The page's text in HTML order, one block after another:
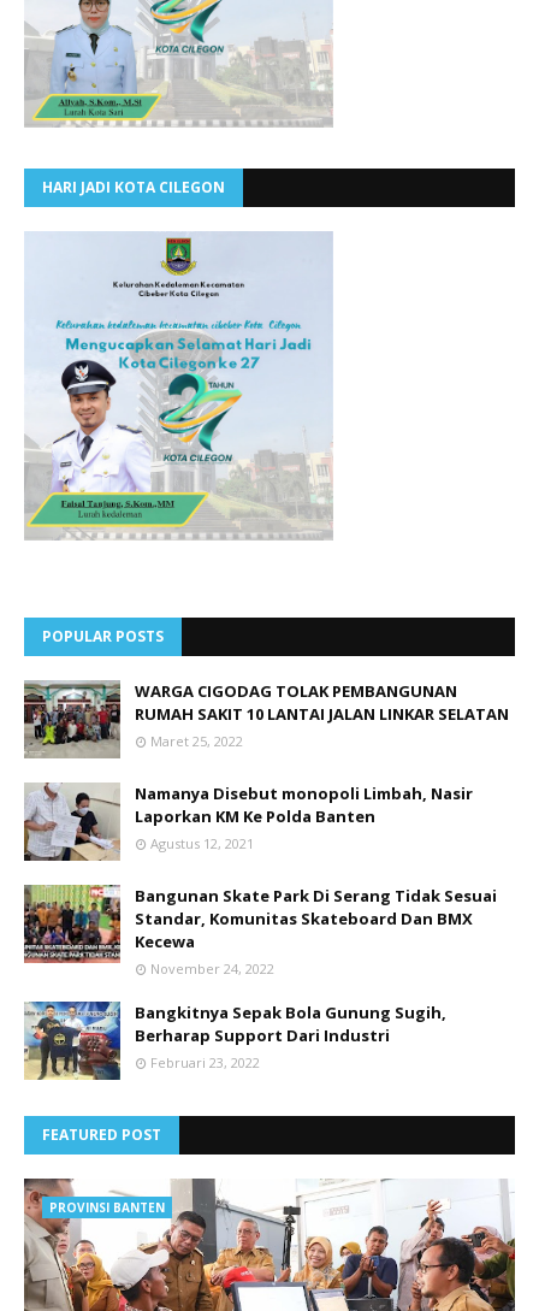
HARI JADI KOTA CILEGON
POPULAR POSTS
WARGA CIGODAG TOLAK PEMBANGUNAN
RUMAH SAKIT 10 LANTAI JALAN LINKAR SELATAN
Maret 25, 2022
Namanya Disebut monopoli Limbah, Nasir
Laporkan KM Ke Polda Banten
Agustus 12, 2021
Bangunan Skate Park Di Serang Tidak Sesuai
Standar, Komunitas Skateboard Dan BMX
Kecewa
November 24, 2022
Bangkitnya Sepak Bola Gunung Sugih,
Berharap Support Dari Industri
Februari 23, 2022
FEATURED POST
PROVINSI BANTEN